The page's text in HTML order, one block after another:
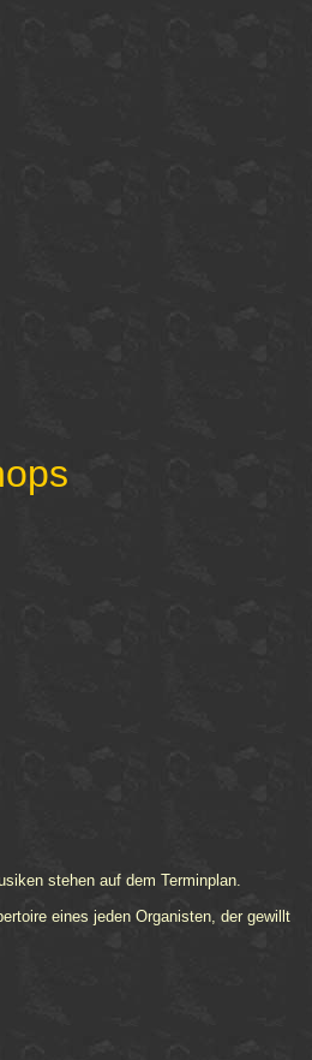
stehen auf dem Terminplan.
eines jeden Organisten, der gewillt